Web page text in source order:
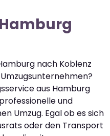
nach Koblenz
aus Hamburg
und
Umzug. Egal ob es sich
oder den Transport